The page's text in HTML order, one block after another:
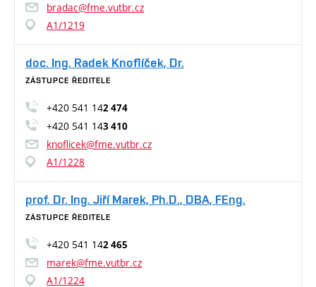
bradac@fme.vutbr.cz
A1/1219
doc. Ing. Radek Knoflíček, Dr.
ZÁSTUPCE ŘEDITELE
+420 541 142 474
+420 541 143 410
knoflicek@fme.vutbr.cz
A1/1228
prof. Dr. Ing. Jiří Marek, Ph.D., DBA, FEng.
ZÁSTUPCE ŘEDITELE
+420 541 142 465
marek@fme.vutbr.cz
A1/1224